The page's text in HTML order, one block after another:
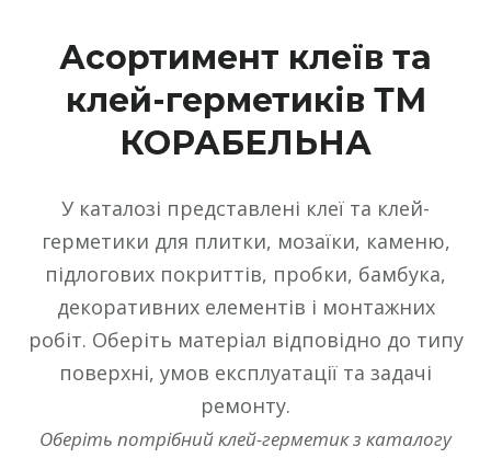
Асортимент клеїв та
клей-герметиків ТМ
КОРАБЕЛЬНА
У каталозі представлені клеї та клей-
герметики для плитки, мозаїки, каменю,
підлогових покриттів, пробки, бамбука,
декоративних елементів і монтажних
робіт. Оберіть матеріал відповідно до типу
поверхні, умов експлуатації та задачі
ремонту.
Оберіть потрібний клей-герметик з каталогу